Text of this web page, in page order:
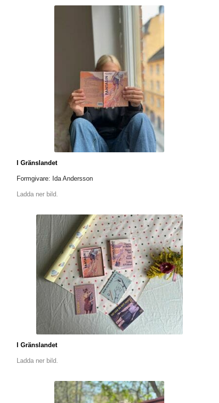
I Gränslandet
Formgivare: Ida Andersson
Ladda ner bild.
I Gränslandet
Ladda ner bild.